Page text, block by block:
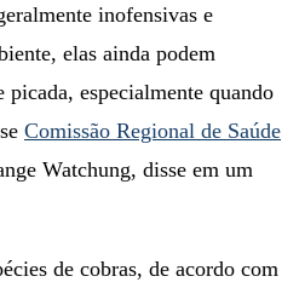
inofensivas e
elas ainda podem
picada, especialmente quando
Comissão Regional de Saúde
Watchung, disse em um
de cobras, de acordo com